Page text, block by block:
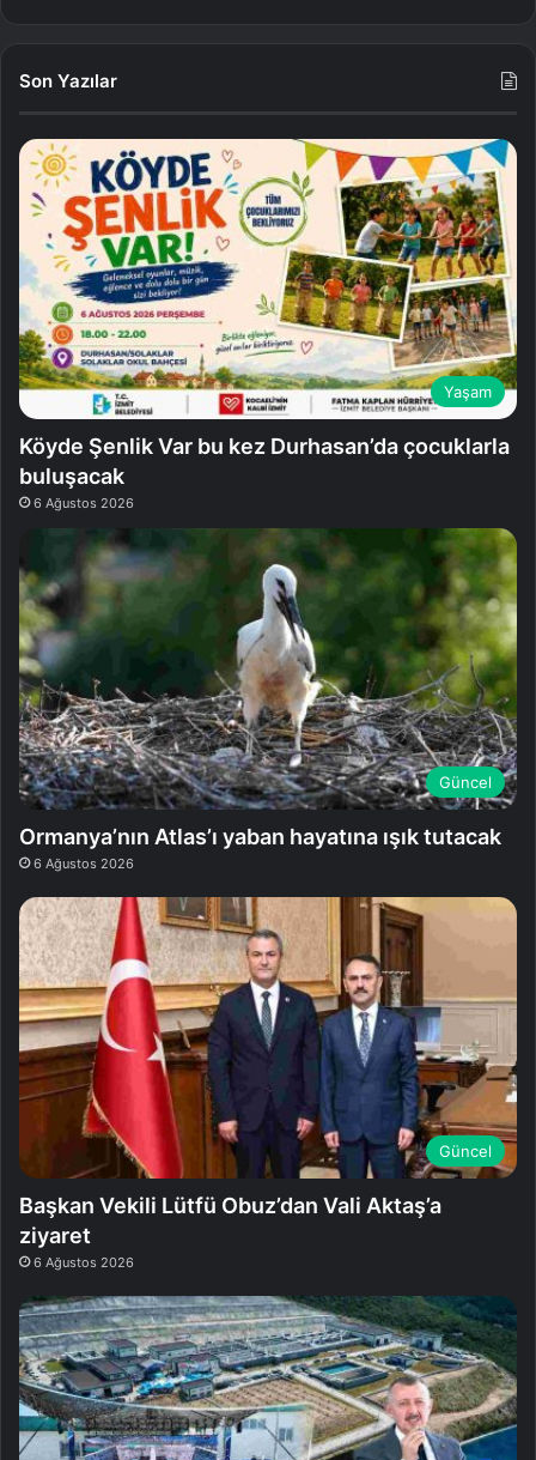
Son Yazılar
Yaşam
Köyde Şenlik Var bu kez Durhasan’da çocuklarla
buluşacak
6 Ağustos 2026
Güncel
Ormanya’nın Atlas’ı yaban hayatına ışık tutacak
6 Ağustos 2026
Güncel
Başkan Vekili Lütfü Obuz’dan Vali Aktaş’a
ziyaret
6 Ağustos 2026